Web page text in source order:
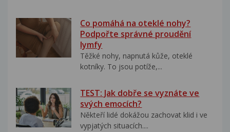
Co pomáhá na oteklé nohy?
Podpořte správné proudění
lymfy
Těžké nohy, napnutá kůže, oteklé
kotníky. To jsou potíže,...
TEST: Jak dobře se vyznáte ve
svých emocích?
Někteří lidé dokážou zachovat klid i ve
vypjatých situacích....